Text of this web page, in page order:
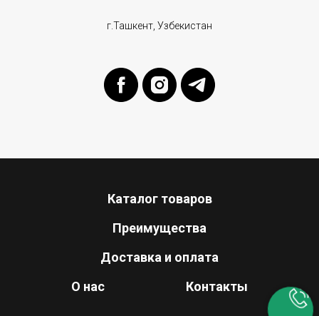
г.Ташкент, Узбекистан
Каталог товаров
Преимущества
Доставка и оплата
О нас
Контакты